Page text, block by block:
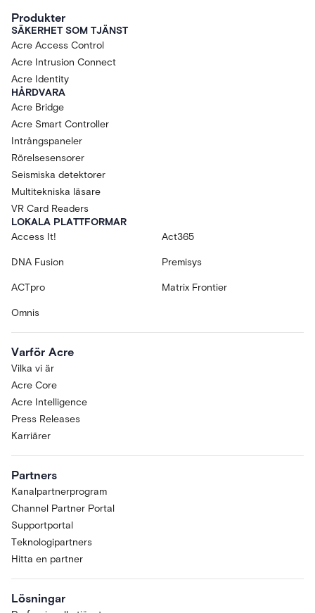
Produkter
SÄKERHET SOM TJÄNST
Acre Access Control
Acre Intrusion Connect
Acre Identity
HÅRDVARA
Acre Bridge
Acre Smart Controller
Intrångspaneler
Rörelsesensorer
Seismiska detektorer
Multitekniska läsare
VR Card Readers
LOKALA PLATTFORMAR
Access It!
Act365
DNA Fusion Premisys
ACTpro Matrix Frontier
Omnis
Varför Acre
Vilka vi är
Acre Core
Acre Intelligence
Press Releases
Karriärer
Partners
Kanalpartnerprogram
Channel Partner Portal
Supportportal
Teknologipartners
Hitta en partner
Lösningar